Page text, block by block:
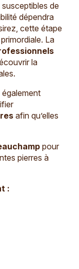
de
dépendra
cette étape
La
la
afin qu’elles
pour
pierres à
: